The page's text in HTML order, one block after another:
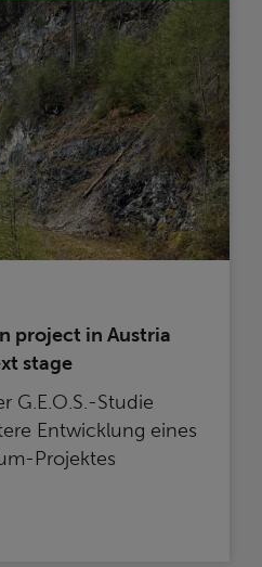
project in Austria
stage
G.E.O.S.-Studie
Entwicklung eines
Projektes